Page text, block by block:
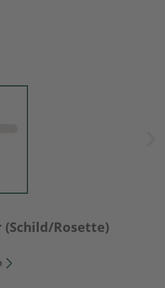
Rosette)